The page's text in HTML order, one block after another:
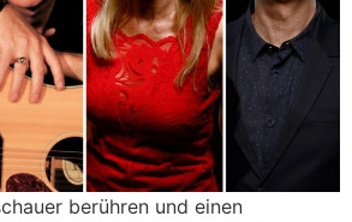
berühren und einen